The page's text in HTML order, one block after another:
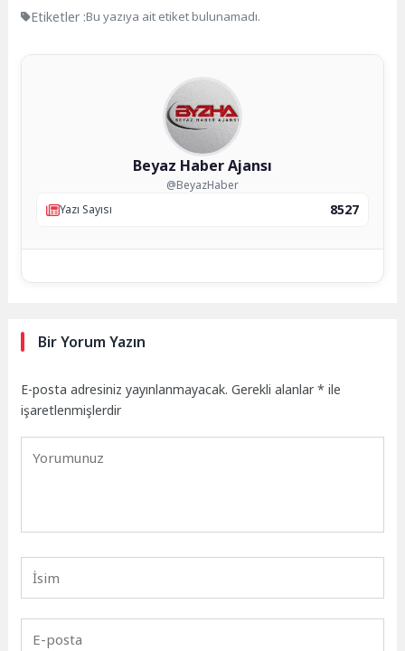
Etiketler :Bu yazıya ait etiket bulunamadı.
Beyaz Haber Ajansı
@BeyazHaber
Yazı Sayısı
8527
Bir Yorum Yazın
E-posta adresiniz yayınlanmayacak. Gerekli alanlar* ile
işaretlenmişlerdir